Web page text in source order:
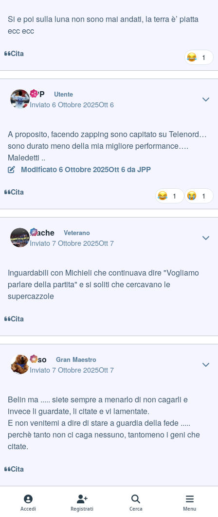
Si e poi sulla luna non sono mai andati, la terra è’ piatta
ecc ecc
Cita 1
JPP Utente
Inviato6 Ottobre 2025Ott 6
A proposito, facendo zapping sono capitato su Telenord…
sono durato meno della mia migliore performance….
Maledetti ..
Modificato6 Ottobre 2025Ott 6da JPP
Cita 1 1
mache Veterano
Inviato7 Ottobre 2025Ott 7
Inguardabili con Michieli che continuava dire "Vogliamo
parlare della partita" e si soliti che cercavano le
supercazzole
Cita
orso Gran Maestro
Inviato7 Ottobre 2025Ott 7
Belin ma ..... siete sempre a menarlo di non cagarli e
invece li guardate, li citate e vi lamentate.
E non venitemi a dire di stare a guardia della fede .....
perchè tanto non ci caga nessuno, tantomeno i geni che
citate.
Cita
Erreci Gran Maestro
Author stats
Accedi Registrati Cerca Menu